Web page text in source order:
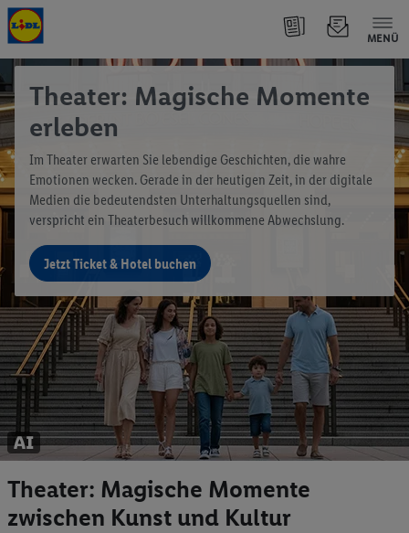
MENÜ
Theater: Magische Momente
erleben
Im Theater erwarten Sie lebendige Geschichten, die wahre
Emotionen wecken. Gerade in der heutigen Zeit, in der digitale
Medien die bedeutendsten Unterhaltungsquellen sind,
verspricht ein Theaterbesuch willkommene Abwechslung.
Jetzt Ticket & Hotel buchen
Theater: Magische Momente
zwischen Kunst und Kultur